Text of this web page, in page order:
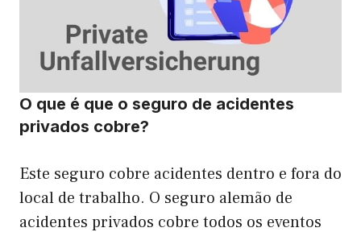
O que é que o seguro de acidentes
privados cobre?
Este seguro cobre acidentes dentro e fora do
local de trabalho. O seguro alemão de
acidentes privados cobre todos os eventos